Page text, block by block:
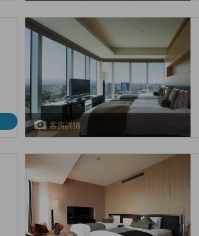
客房詳情